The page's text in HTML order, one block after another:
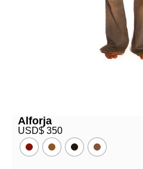
Alforja
USD$ 350